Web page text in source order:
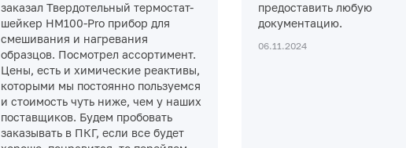
заказал Твердотельный термостат-
шейкер HM100-Pro прибор для
смешивания и нагревания
образцов. Посмотрел ассортимент.
Цены, есть и химические реактивы,
которыми мы постоянно пользуемся
и стоимость чуть ниже, чем у наших
поставщиков. Будем пробовать
заказывать в ПКГ, если все будет
предоставить любую
документацию.
06.11.2024